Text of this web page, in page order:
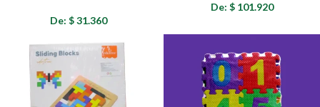
De: $31.360
De: $101.920